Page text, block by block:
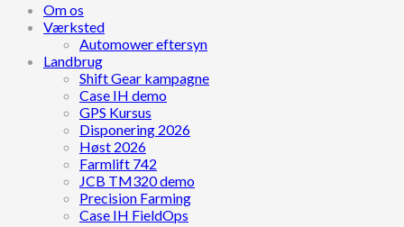
Om os
Værksted
Automower eftersyn
Landbrug
Shift Gear kampagne
Case IH demo
GPS Kursus
Disponering 2026
Høst 2026
Farmlift 742
JCB TM320 demo
Precision Farming
Case IH FieldOps